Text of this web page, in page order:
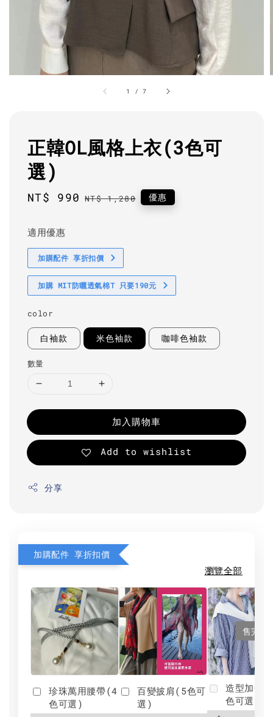
1 /7
正韓OL風格上衣(3色可
選)
Sale
NT$ 990 Regular
NT$ 1,280 優惠
適用優惠
加購配件 享折扣價
加購 MIT防曬透氣棉T 只要190元
color
白袖款 米色袖款 咖啡色袖款
數量
加入購物車
Add to wishlist
分享
加購配件 享折扣價
瀏覽全部
珍珠萬用腰帶(4
色可選)
百變披肩(5色可
選)
售完
造型加分
色可選)